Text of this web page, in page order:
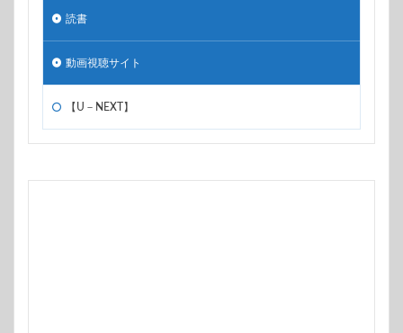
読書
動画視聴サイト
【U－NEXT】